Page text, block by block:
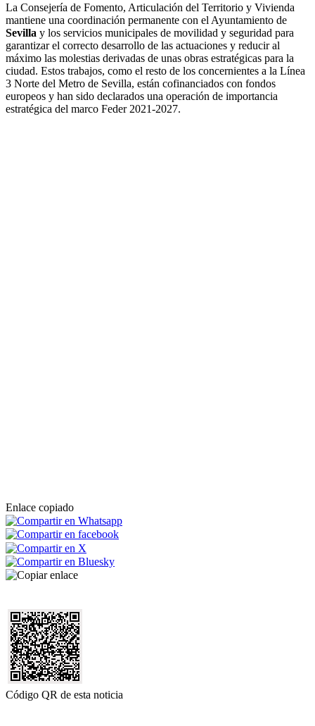
La Consejería de Fomento, Articulación del Territorio y Vivienda
mantiene una coordinación permanente con el Ayuntamiento de
Sevilla y los servicios municipales de movilidad y seguridad para
garantizar el correcto desarrollo de las actuaciones y reducir al
máximo las molestias derivadas de unas obras estratégicas para la
ciudad. Estos trabajos, como el resto de los concernientes a la Línea
3 Norte del Metro de Sevilla, están cofinanciados con fondos
europeos y han sido declarados una operación de importancia
estratégica del marco Feder 2021-2027.
Enlace copiado
Código QR de esta noticia